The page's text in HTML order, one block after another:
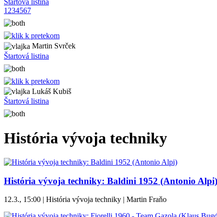
Štartová listina
1 234567
Martin Svrček
Štartová listina
Lukáš Kubiš
Štartová listina
História vývoja techniky
História vývoja techniky: Baldini 1952 (Antonio Alpi)
12.3., 15:00 | História vývoja techniky | Martin Fraňo